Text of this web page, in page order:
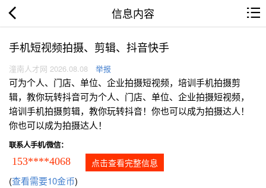
信息内容
手机短视频拍摄、剪辑、抖音快手
潼南人才网 2026.08.08 举报
可为个人、门店、单位、企业拍摄短视频，培训手机拍摄剪
辑，教你玩转抖音可为个人、门店、单位、企业拍摄短视频，
培训手机拍摄剪辑，教你玩转抖音！你也可以成为拍摄达人！
你也可以成为拍摄达人！
联系人手机/微信：
153****4068 点击查看完整信息
(查看需要10金币)